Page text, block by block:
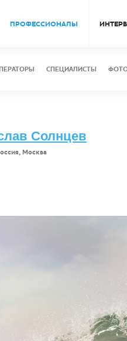
ПРОФЕССИОНАЛЫ
СПЕЦИАЛИСТЫ
Солнцев
Москва